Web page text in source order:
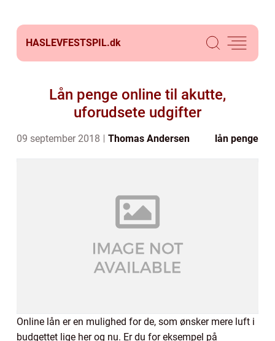
HASLEVFESTSPIL.dk
Lån penge online til akutte,
uforudsete udgifter
09 september 2018 Thomas Andersen lån penge
Online lån er en mulighed for de, som ønsker mere luft i
budgettet lige her og nu. Er du for eksempel på